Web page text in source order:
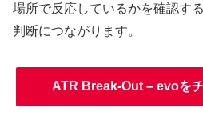
場所で反応しているかを確認す
判断につながります。
ATR Break-Out – evoを